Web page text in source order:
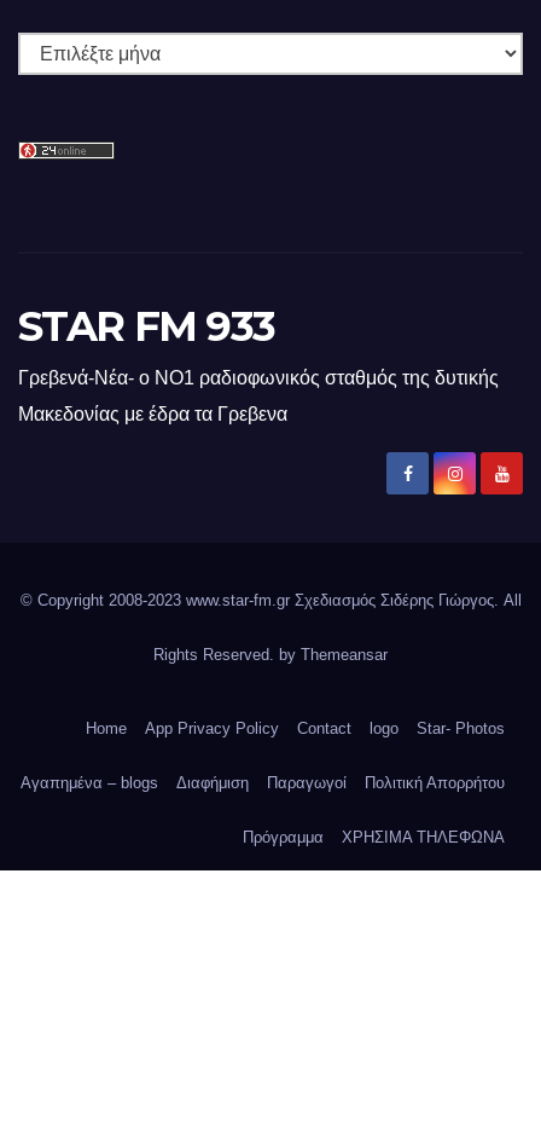
Ιστορικό
STAR FM 933
Γρεβενά-Νέα- ο ΝΟ1 ραδιοφωνικός σταθμός της δυτικής
Μακεδονίας με έδρα τα Γρεβενα
© Copyright 2008-2023 www.star-fm.gr Σχεδιασμός Σιδέρης Γιώργος. All
Rights Reserved. by Themeansar
Home App Privacy Policy Contact logo Star- Photos
Αγαπημένα – blogs Διαφήμιση Παραγωγοί Πολιτική Απορρήτου
Πρόγραμμα ΧΡΗΣΙΜΑ ΤΗΛΕΦΩΝΑ